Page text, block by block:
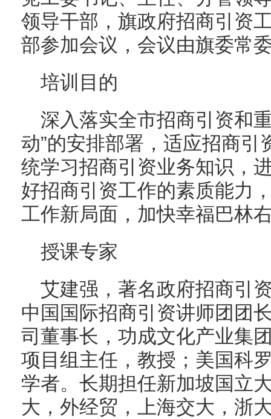
领导干部，旗政府招商引资
部参加会议，会议由旗委常
培训目的
深入落实全市招商引资和
动”的安排部署，适应招商
统学习招商引资业务知识，
好招商引资工作的素质能力
工作新局面，加快幸福巴林
授课专家
艾建强，著名政府招商引
中国国际招商引资讲师团团
司董事长，功成文化产业集
项目组主任，教授；美国科
学者。长期担任新加坡国立
大，外经贸，上海交大，浙